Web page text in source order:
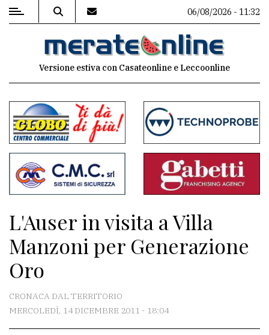
MENU
commenti
Contenuti
del
sito
Associazioni
Meteo
CONTATTI
06/08/2026 - 11:32
Versione estiva con Casateonline e Leccoonline
L'Auser in visita a Villa
Manzoni per Generazione
Oro
CRONACA DAL TERRITORIO
MERCOLEDÌ, 14 DICEMBRE 2011 - 18:04